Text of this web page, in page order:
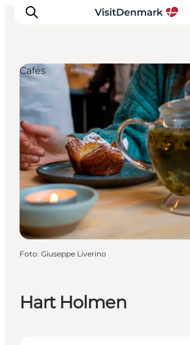
Inspiration
Regionen
Erlebnisse
Unterkünfte
Reiseplanung
Hart Holmen
Cafés
Foto: Giuseppe Liverino